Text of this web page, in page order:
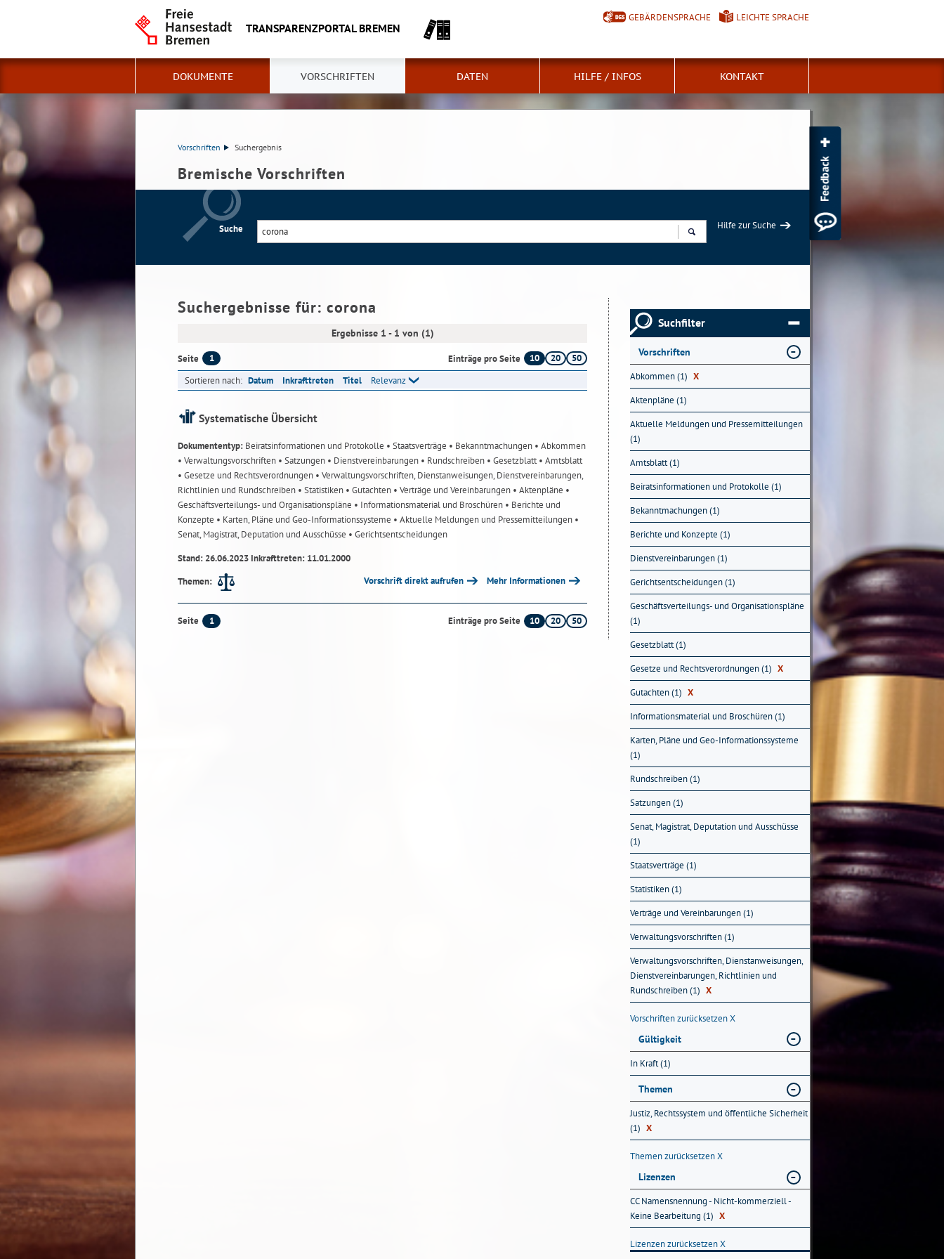
TRANSPARENZPORTAL BREMEN
GEBÄRDENSPRACHE LEICHTE SPRACHE
DOKUMENTE VORSCHRIFTEN DATEN HILFE / INFOS KONTAKT
Vorschriften Suchergebnis
Bremische Vorschriften
Suche
Hilfe zur Suche
Suchergebnisse für: corona
Ergebnisse 1 - 1 von (1)
Seite 1 Einträge pro Seite 10 20
50
Sortieren nach: Datum Inkrafttreten Titel Relevanz
Systematische Übersicht
Dokumententyp: Beiratsinformationen und Protokolle • Staatsverträge • Bekanntmachungen • Abkommen
• Verwaltungsvorschriften • Satzungen • Dienstvereinbarungen • Rundschreiben • Gesetzblatt• Amtsblatt
• Gesetze und Rechtsverordnungen • Verwaltungsvorschriften, Dienstanweisungen, Dienstvereinbarungen,
Richtlinien und Rundschreiben • Statistiken • Gutachten • Verträge und Vereinbarungen • Aktenpläne •
Geschäftsverteilungs- und Organisationspläne • Informationsmaterial und Broschüren • Berichte und
Konzepte • Karten, Pläne und Geo-Informationssysteme • Aktuelle Meldungen und Pressemitteilungen •
Senat, Magistrat, Deputation und Ausschüsse • Gerichtsentscheidungen
Stand: 26.06.2023 Inkrafttreten: 11.01.2000
Themen:
Vorschrift direkt aufrufen Mehr Informationen
Seite 1 Einträge pro Seite 10 20 50
Suchfilter
Vorschriften
Abkommen (1) X
Aktenpläne (1)
Aktuelle Meldungen und Pressemitteilungen
(1)
Amtsblatt (1)
Beiratsinformationen und Protokolle (1)
Bekanntmachungen (1)
Berichte und Konzepte (1)
Dienstvereinbarungen (1)
Gerichtsentscheidungen (1)
Geschäftsverteilungs- und Organisationspläne
(1)
Gesetzblatt (1)
Gesetze und Rechtsverordnungen (1) X
Gutachten (1) X
Informationsmaterial und Broschüren (1)
Karten, Pläne und Geo-Informationssysteme
(1)
Rundschreiben (1)
Satzungen (1)
Senat, Magistrat, Deputation und Ausschüsse
(1)
Staatsverträge (1)
Statistiken (1)
Verträge und Vereinbarungen (1)
Verwaltungsvorschriften (1)
Verwaltungsvorschriften, Dienstanweisungen,
Dienstvereinbarungen, Richtlinien und
Rundschreiben (1) X
Vorschriften zurücksetzenX
Gültigkeit
In Kraft (1)
Themen
Justiz, Rechtssystem und öffentliche Sicherheit
(1) X
Themen zurücksetzenX
Lizenzen
CC Namensnennung - Nicht-kommerziell -
Keine Bearbeitung (1) X
Lizenzen zurücksetzenX